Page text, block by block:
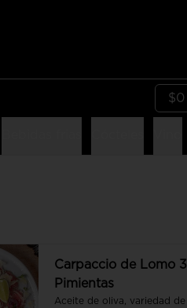
$0
Carpaccio de Lomo 3
Pimientas
Aceite de oliva, variedad de